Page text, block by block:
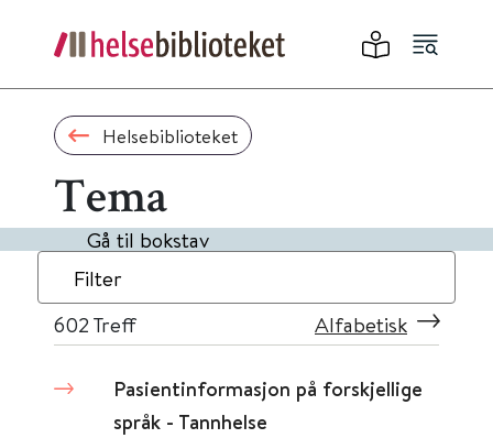
Helsebiblioteket
Tema
Gå til bokstav
Filter
602 Treff Alfabetisk
Pasientinformasjon på forskjellige
språk - Tannhelse